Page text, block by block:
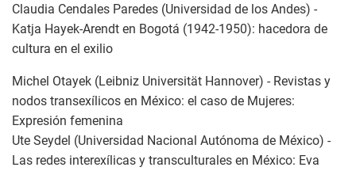
Claudia Cendales Paredes (Universidad de los Andes) -
Katja Hayek-Arendt en Bogotá (1942-1950): hacedora de
cultura en el exilio
Michel Otayek (Leibniz Universität Hannover) - Revistas y
nodos transexílicos en México: el caso de Mujeres:
Expresión femenina
Ute Seydel (Universidad Nacional Autónoma de México) -
Las redes interexílicas y transculturales en México: Eva